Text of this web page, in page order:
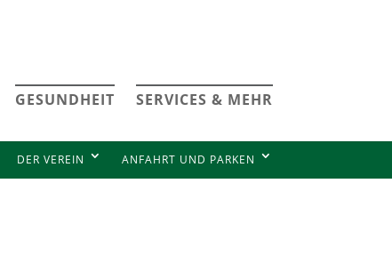
GESUNDHEIT SERVICES & MEHR
DER VEREIN ANFAHRT UND PARKEN